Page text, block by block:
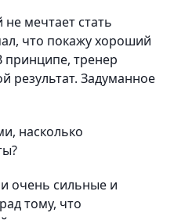
мечтает стать
что покажу хороший
принципе, тренер
результат. Задуманное
насколько
очень сильные и
тому, что